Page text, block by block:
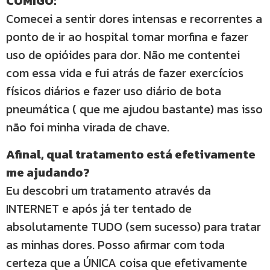
Comecei a sentir dores intensas e recorrentes a
ponto de ir ao hospital tomar morfina e fazer
uso de opióides para dor. Não me contentei
com essa vida e fui atrás de fazer exercícios
físicos diários e fazer uso diário de bota
pneumática ( que me ajudou bastante) mas isso
não foi minha virada de chave.
Afinal, qual tratamento está efetivamente
me ajudando?
Eu descobri um tratamento através da
INTERNET e após já ter tentado de
absolutamente TUDO (sem sucesso) para tratar
as minhas dores. Posso afirmar com toda
certeza que a ÚNICA coisa que efetivamente